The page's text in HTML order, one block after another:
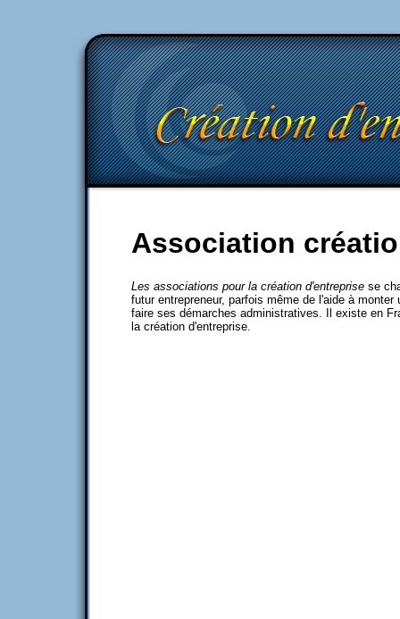
Association
Les associations pour la création d'entreprise se
futur entrepreneur, parfois même de l'aide à
faire ses démarches administratives. Il existe en
la création d'entreprise.